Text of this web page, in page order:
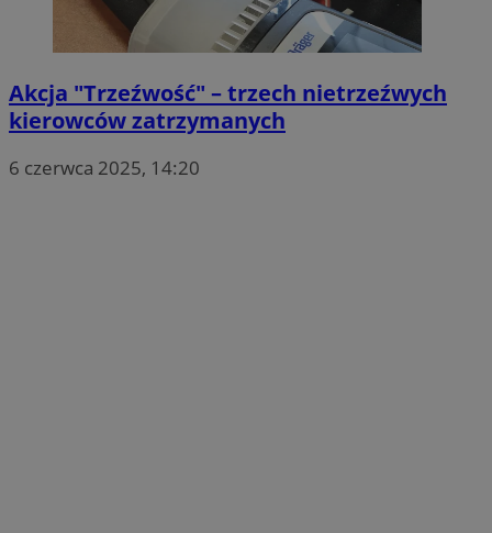
Akcja "Trzeźwość" – trzech nietrzeźwych
kierowców zatrzymanych
6 czerwca 2025, 14:20